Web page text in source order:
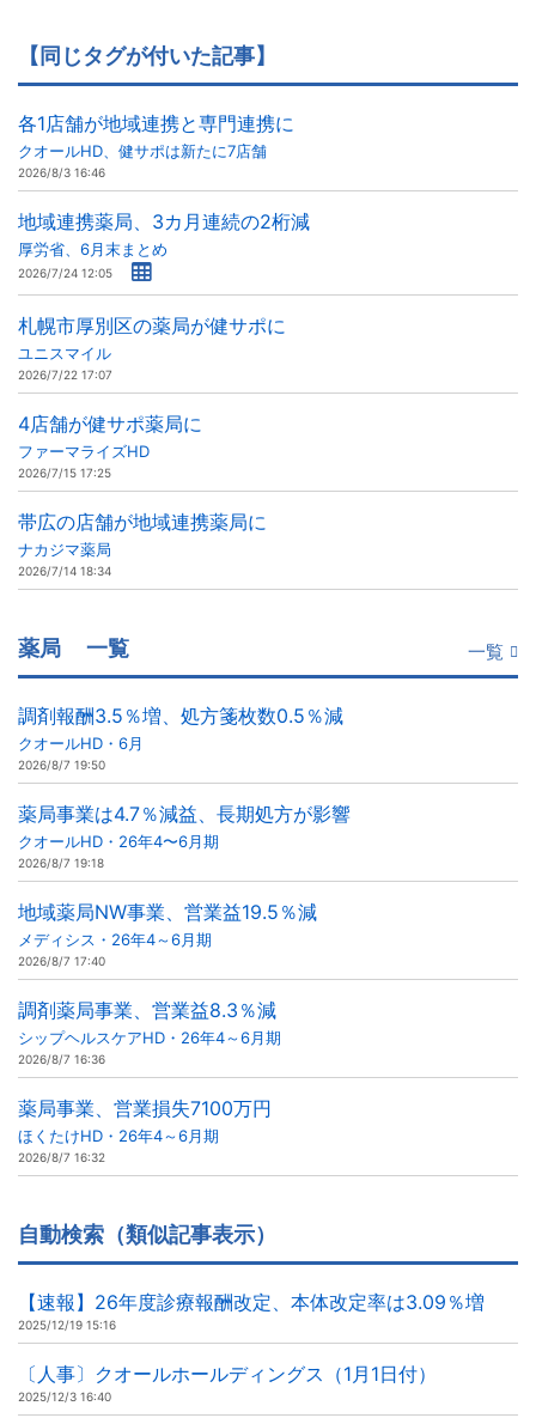
【同じタグが付いた記事】
各1店舗が地域連携と専門連携に
クオールHD、健サポは新たに7店舗
2026/8/3 16:46
地域連携薬局、3カ月連続の2桁減
厚労省、6月末まとめ
2026/7/24 12:05
札幌市厚別区の薬局が健サポに
ユニスマイル
2026/7/22 17:07
4店舗が健サポ薬局に
ファーマライズHD
2026/7/15 17:25
帯広の店舗が地域連携薬局に
ナカジマ薬局
2026/7/14 18:34
薬局 一覧 一覧
調剤報酬3.5％増、処方箋枚数0.5％減
クオールHD・6月
2026/8/7 19:50
薬局事業は4.7％減益、長期処方が影響
クオールHD・26年4〜6月期
2026/8/7 19:18
地域薬局NW事業、営業益19.5％減
メディシス・26年4～6月期
2026/8/7 17:40
調剤薬局事業、営業益8.3％減
シップヘルスケアHD・26年4～6月期
2026/8/7 16:36
薬局事業、営業損失7100万円
ほくたけHD・26年4～6月期
2026/8/7 16:32
自動検索（類似記事表示）
【速報】26年度診療報酬改定、本体改定率は3.09％増
2025/12/19 15:16
〔人事〕クオールホールディングス（1月1日付）
2025/12/3 16:40